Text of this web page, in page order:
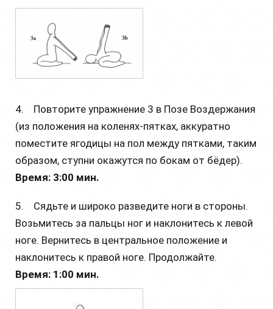
4. Повторите упражнение 3 в Позе Воздержания
(из положения на коленях-пятках, аккуратно
поместите ягодицы на пол между пятками, таким
образом, ступни окажутся по бокам от бёдер).
Время: 3:00 мин.
5. Сядьте и широко разведите ноги в стороны.
Возьмитесь за пальцы ног и наклонитесь к левой
ноге. Вернитесь в центральное положение и
наклонитесь к правой ноге. Продолжайте.
Время: 1:00 мин.